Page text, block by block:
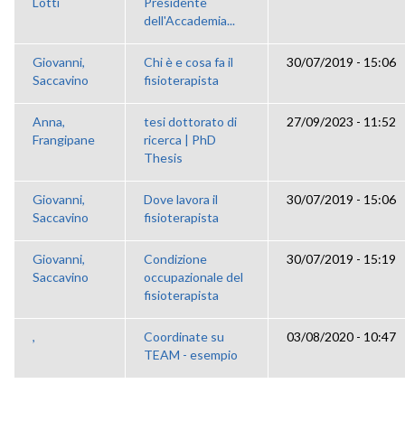
dell'Accademia...
Giovanni,
Saccavino
Chi è e cosa fa il
fisioterapista
30/07/2019 - 15:06
Anna,
Frangipane
tesi dottorato di
ricerca | PhD
Thesis
27/09/2023 - 11:52
Giovanni,
Saccavino
Dove lavora il
fisioterapista
30/07/2019 - 15:06
Giovanni,
Saccavino
Condizione
occupazionale del
fisioterapista
30/07/2019 - 15:19
,
Coordinate su
TEAM - esempio
03/08/2020 - 10:47